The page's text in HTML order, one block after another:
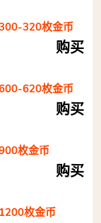
320枚金币
购买
620枚金币
购买
枚金币
购买
枚金币